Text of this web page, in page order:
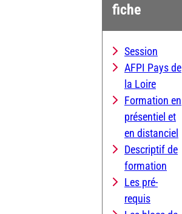
fiche
Session
AFPI Pays de
la Loire
Formation en
présentiel et
en distanciel
Descriptif de
formation
Les pré-
requis